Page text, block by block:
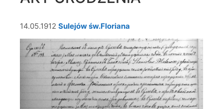
14.05.1912 Sulejów św.Floriana